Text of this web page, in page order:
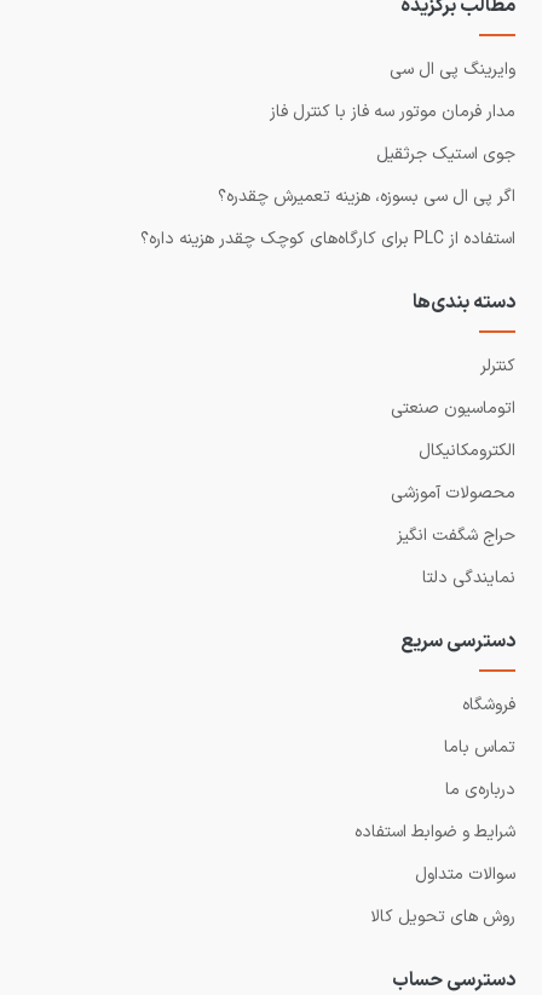
وایرینگ پی ال سی
مدار فرمان موتور سه فاز با کنترل فاز
جوی استیک جرثقیل
اگر پی ال سی بسوزه، هزینه تعمیرش چقدره؟
استفاده از PLC برای کارگاه‌های کوچک چقدر هزینه داره؟
دسته بندی‌ها
کنترلر
اتوماسیون صنعتی
الکترومکانیکال
محصولات آموزشی
حراج شگفت انگیز
نمایندگی دلتا
دسترسی سریع
فروشگاه
تماس باما
درباره‌ی ما
شرایط و ضوابط استفاده
سوالات متداول
روش های تحویل کالا
دسترسی حساب